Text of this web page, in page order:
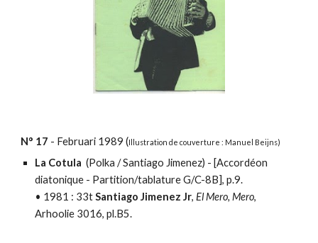
N° 17 - Februari 1989 (Illustration de couverture : Manuel Beijns)
La Cotula (Polka / Santiago Jimenez) - [Accordéon
diatonique - Partition/tablatureG/C-8B], p.9.
• 1981 : 33tSantiago Jimenez Jr,El Mero, Mero,
Arhoolie 3016, pl.B5.